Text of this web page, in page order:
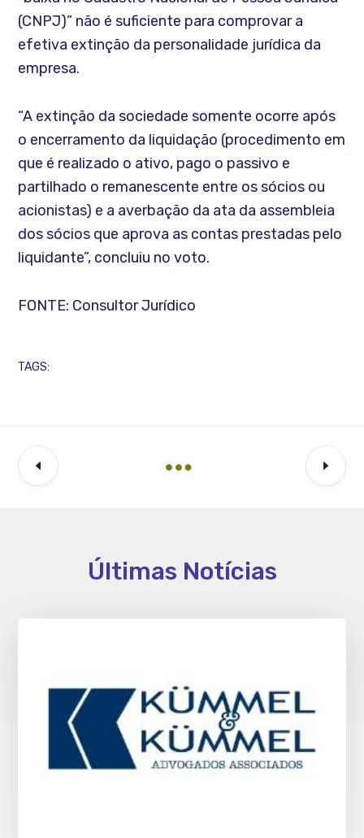
(CNPJ)” não é suficiente para comprovar a
efetiva extinção da personalidade jurídica da
empresa.
“A extinção da sociedade somente ocorre após
o encerramento da liquidação (procedimento em
que é realizado o ativo, pago o passivo e
partilhado o remanescente entre os sócios ou
acionistas) e a averbação da ata da assembleia
dos sócios que aprova as contas prestadas pelo
liquidante”, concluiu no voto.
FONTE: Consultor Jurídico
TAGS:
Últimas Notícias